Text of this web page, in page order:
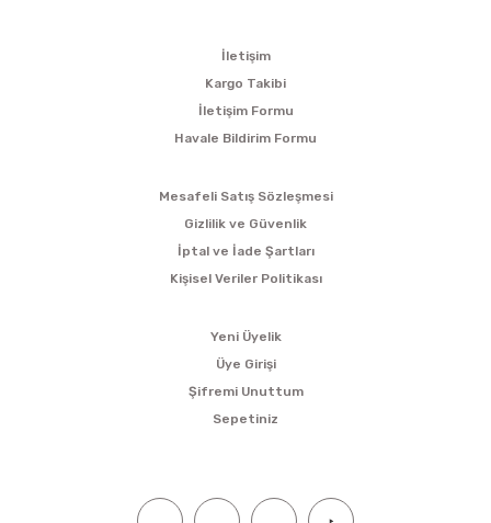
İletişim
Kargo Takibi
İletişim Formu
Havale Bildirim Formu
Mesafeli Satış Sözleşmesi
Gizlilik ve Güvenlik
İptal ve İade Şartları
Kişisel Veriler Politikası
Yeni Üyelik
Üye Girişi
Şifremi Unuttum
Sepetiniz